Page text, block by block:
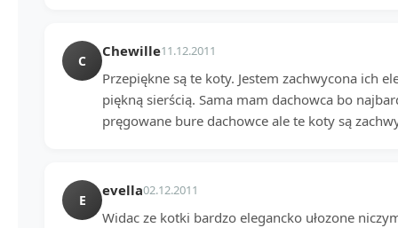
C
Chewille11.12.2011
Przepiękne są te koty. Jestem zachwycona ich
piękną sierścią. Sama mam dachowca bo
pręgowane bure dachowce ale te koty są
E
evella02.12.2011
Widac ze kotki bardzo elegancko ułozone